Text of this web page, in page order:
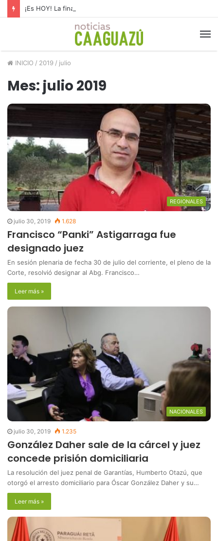
¡Es HOY! La final del Nacional B
INICIO / 2019 / julio
Mes: julio 2019
REGIONALES
julio 30, 2019 1.628
Francisco “Panki” Astigarraga fue
designado juez
En sesión plenaria de fecha 30 de julio del corriente, el pleno de la
Corte, resolvió designar al Abg. Francisco…
Leer más »
NACIONALES
julio 30, 2019 1.235
González Daher sale de la cárcel y juez
concede prisión domiciliaria
La resolución del juez penal de Garantías, Humberto Otazú, que
otorgó el arresto domiciliario para Óscar González Daher y su…
Leer más »